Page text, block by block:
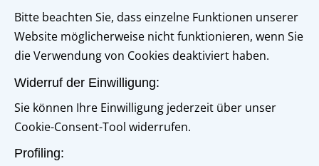
Bitte beachten Sie, dass einzelne Funktionen unserer
Website möglicherweise nicht funktionieren, wenn Sie
die Verwendung von Cookies deaktiviert haben.
Widerruf der Einwilligung:
Sie können Ihre Einwilligung jederzeit über unser
Cookie-Consent-Tool widerrufen.
Profiling: